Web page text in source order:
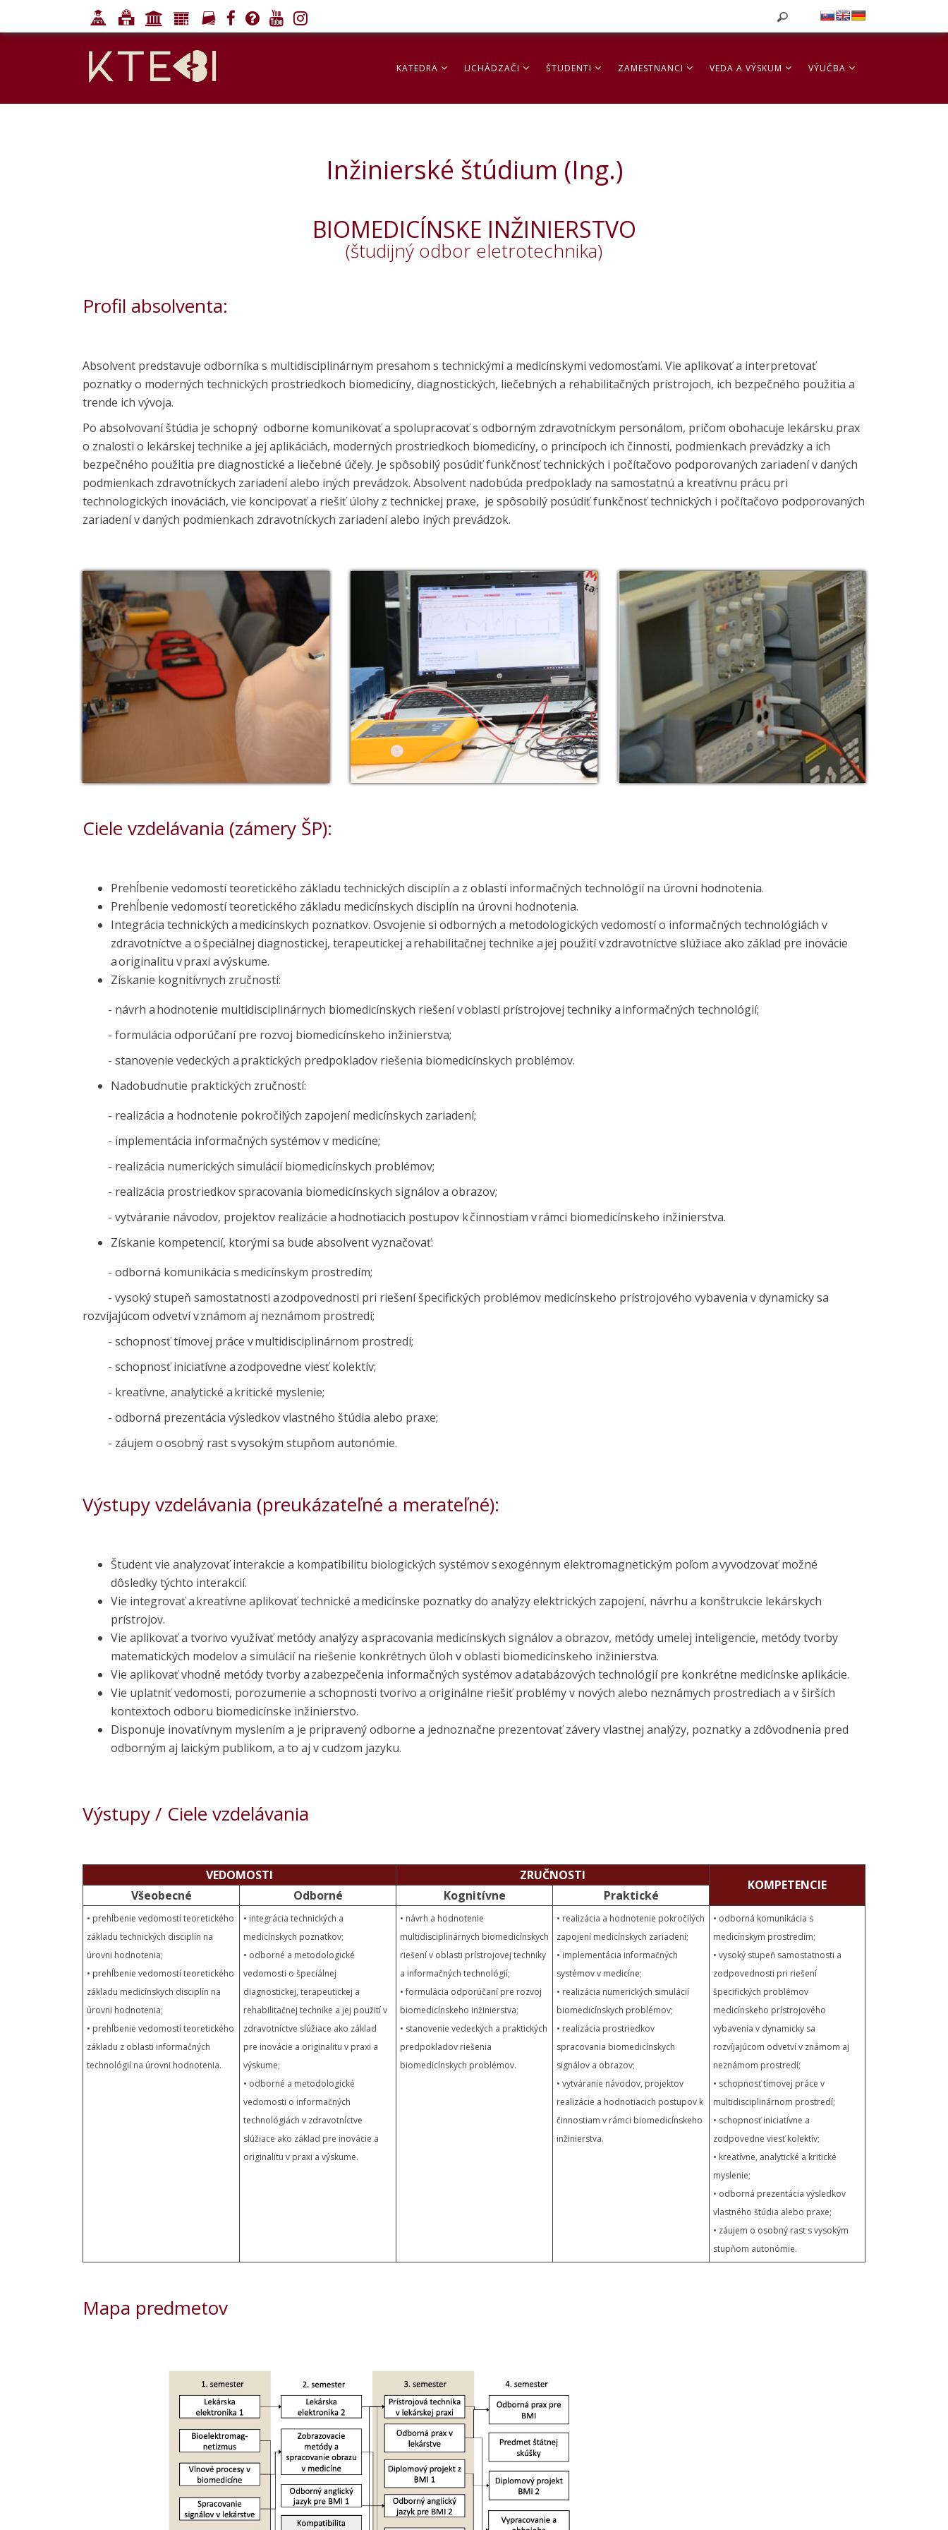
KATEDRA UCHÁDZAČI ŠTUDENTI ZAMESTNANCI VEDA A VÝSKUM VÝUČBA
Inžinierské štúdium (Ing.)
BIOMEDICÍNSKE INŽINIERSTVO
(študijný odbor eletrotechnika)
Profil absolventa:
Absolvent predstavuje odborníka s multidisciplinárnym presahom s technickými a medicínskymi vedomosťami. Vie aplikovať a interpretovať
poznatky o moderných technických prostriedkoch biomedicíny, diagnostických, liečebných a rehabilitačných prístrojoch, ich bezpečného použitia a
trende ich vývoja.
Po absolvovaní štúdia je schopný odborne komunikovať a spolupracovať s odborným zdravotníckym personálom, pričom obohacuje lekársku prax
o znalosti o lekárskej technike a jej aplikáciách, moderných prostriedkoch biomedicíny, o princípoch ich činnosti, podmienkach prevádzky a ich
bezpečného použitia pre diagnostické a liečebné účely. Je spôsobilý posúdiť funkčnosť technických i počítačovo podporovaných zariadení v daných
podmienkach zdravotníckych zariadení alebo iných prevádzok. Absolvent nadobúda predpoklady na samostatnú a kreatívnu prácu pri
technologických inováciách, vie koncipovať a riešiť úlohy z technickej praxe, je spôsobilý posúdiť funkčnosť technických i počítačovo podporovaných
zariadení v daných podmienkach zdravotníckych zariadení alebo iných prevádzok.
Ciele vzdelávania (zámery ŠP):
Prehĺbenie vedomostí teoretického základu technických disciplín a z oblasti informačných technológií na úrovni hodnotenia.
Prehĺbenie vedomostí teoretického základu medicínskych disciplín na úrovni hodnotenia.
Integrácia technických a medicínskych poznatkov. Osvojenie si odborných a metodologických vedomostí o informačných technológiách v
zdravotníctve a o špeciálnej diagnostickej, terapeutickej a rehabilitačnej technike a jej použití v zdravotníctve slúžiace ako základ pre inovácie
a originalitu v praxi a výskume.
Získanie kognitívnych zručností:
- návrh a hodnotenie multidisciplinárnych biomedicínskych riešení v oblasti prístrojovej techniky a informačných technológií;
- formulácia odporúčaní pre rozvoj biomedicínskeho inžinierstva;
- stanovenie vedeckých a praktických predpokladov riešenia biomedicínskych problémov.
Nadobudnutie praktických zručností:
- realizácia a hodnotenie pokročilých zapojení medicínskych zariadení;
- implementácia informačných systémov v medicíne;
- realizácia numerických simulácií biomedicínskych problémov;
- realizácia prostriedkov spracovania biomedicínskych signálov a obrazov;
- vytváranie návodov, projektov realizácie a hodnotiacich postupov k činnostiam v rámci biomedicínskeho inžinierstva.
Získanie kompetencií, ktorými sa bude absolvent vyznačovať:
- odborná komunikácia s medicínskym prostredím;
- vysoký stupeň samostatnosti a zodpovednosti pri riešení špecifických problémov medicínskeho prístrojového vybavenia v dynamicky sa
rozvíjajúcom odvetví v známom aj neznámom prostredí;
- schopnosť tímovej práce v multidisciplinárnom prostredí;
- schopnosť iniciatívne a zodpovedne viesť kolektív;
- kreatívne, analytické a kritické myslenie;
- odborná prezentácia výsledkov vlastného štúdia alebo praxe;
- záujem o osobný rast s vysokým stupňom autonómie.
Výstupy vzdelávania (preukázateľné a merateľné):
Študent vie analyzovať interakcie a kompatibilitu biologických systémov s exogénnym elektromagnetickým poľom a vyvodzovať možné
dôsledky týchto interakcií.
Vie integrovať a kreatívne aplikovať technické a medicínske poznatky do analýzy elektrických zapojení, návrhu a konštrukcie lekárskych
prístrojov.
Vie aplikovať a tvorivo využívať metódy analýzy a spracovania medicínskych signálov a obrazov, metódy umelej inteligencie, metódy tvorby
matematických modelov a simulácií na riešenie konkrétnych úloh v oblasti biomedicínskeho inžinierstva.
Vie aplikovať vhodné metódy tvorby a zabezpečenia informačných systémov a databázových technológií pre konkrétne medicínske aplikácie.
Vie uplatniť vedomosti, porozumenie a schopnosti tvorivo a originálne riešiť problémy v nových alebo neznámych prostrediach a v širších
kontextoch odboru biomedicínske inžinierstvo.
Disponuje inovatívnym myslením a je pripravený odborne a jednoznačne prezentovať závery vlastnej analýzy, poznatky a zdôvodnenia pred
odborným aj laickým publikom, a to aj v cudzom jazyku.
Výstupy / Ciele vzdelávania
VEDOMOSTI ZRUČNOSTI
KOMPETENCIE
Všeobecné Odborné Kognitívne Praktické
• prehĺbenie vedomostí teoretického
základu technických disciplín na
úrovni hodnotenia;
• prehĺbenie vedomostí teoretického
základu medicínskych disciplín na
úrovni hodnotenia;
• prehĺbenie vedomostí teoretického
základu z oblasti informačných
technológií na úrovni hodnotenia.
• integrácia technických a
medicínskych poznatkov;
• odborné a metodologické
vedomosti o špeciálnej
diagnostickej, terapeutickej a
rehabilitačnej technike a jej použití v
zdravotníctve slúžiace ako základ
pre inovácie a originalitu v praxi a
výskume;
• odborné a metodologické
vedomosti o informačných
technológiách v zdravotníctve
slúžiace ako základ pre inovácie a
originalitu v praxi a výskume.
• návrh a hodnotenie
multidisciplinárnych biomedicínskych
riešení v oblasti prístrojovej techniky
a informačných technológií;
• formulácia odporúčaní pre rozvoj
biomedicínskeho inžinierstva;
• stanovenie vedeckých a praktických
predpokladov riešenia
biomedicínskych problémov.
• realizácia a hodnotenie pokročilých
zapojení medicínskych zariadení;
• implementácia informačných
systémov v medicíne;
• realizácia numerických simulácií
biomedicínskych problémov;
• realizácia prostriedkov
spracovania biomedicínskych
signálov a obrazov;
• vytváranie návodov, projektov
realizácie a hodnotiacich postupov k
činnostiam v rámci biomedicínskeho
inžinierstva.
• odborná komunikácia s
medicínskym prostredím;
• vysoký stupeň samostatnosti a
zodpovednosti pri riešení
špecifických problémov
medicínskeho prístrojového
vybavenia v dynamicky sa
rozvíjajúcom odvetví v známom aj
neznámom prostredí;
• schopnosť tímovej práce v
multidisciplinárnom prostredí;
• schopnosť iniciatívne a
zodpovedne viesť kolektív;
• kreatívne, analytické a kritické
myslenie;
• odborná prezentácia výsledkov
vlastného štúdia alebo praxe;
• záujem o osobný rast s vysokým
stupňom autonómie.
Mapa predmetov